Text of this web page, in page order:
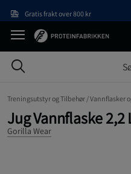
Gratis frakt over 800 kr
Treningsutstyr og Tilbehør /Vannflasker
Jug Vannflaske
Gorilla Wear